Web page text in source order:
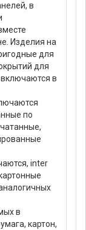
в
Изделия на
для
для
в
по
inter
в
картон,